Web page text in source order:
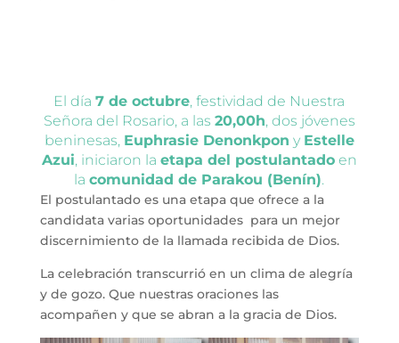
El día7 de octubre, festividad de Nuestra
Señora del Rosario, a las 20,00h, dos jóvenes
beninesas, Euphrasie Denonkpon y Estelle
Azui, iniciaron la etapa del postulantadoen
lacomunidad de Parakou (Benín).
El postulantado es una etapa que ofrece a la
candidata varias oportunidades para un mejor
discernimiento de la llamada recibida de Dios.
La celebración transcurrió en un clima de alegría
y de gozo. Que nuestras oraciones las
acompañen y que se abran a la gracia de Dios.